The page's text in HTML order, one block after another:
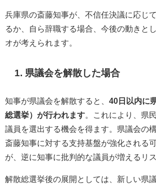
兵庫県の斎藤知事が、不信任決議に応じ
るか、自ら辞職する場合、今後の動きと
オが考えられます。
1. 県議会を解散した場合
知事が県議会を解散すると、 40日以内に
総選挙）が行われます 。これにより、県
議員を選出する機会を得ます。県議会の
斎藤知事に対する支持基盤が強化される
が、逆に知事に批判的な議員が増えるリ
解散総選挙後の展開としては、新しい県